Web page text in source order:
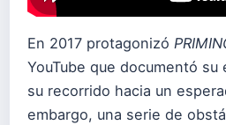
En 2017 protagonizó
YouTube que documentó
su recorrido hacia un
embargo, una serie de